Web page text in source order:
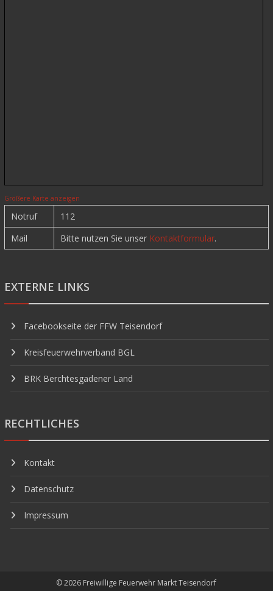
Größere Karte anzeigen
Notruf
112
Mail
Bitte nutzen Sie unser Kontaktformular.
EXTERNE LINKS
Facebookseite der FFW Teisendorf
Kreisfeuerwehrverband BGL
BRK Berchtesgadener Land
RECHTLICHES
Kontakt
Datenschutz
Impressum
© 2026 Freiwillige Feuerwehr Markt Teisendorf